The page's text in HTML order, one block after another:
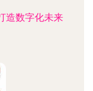
造数字化未来